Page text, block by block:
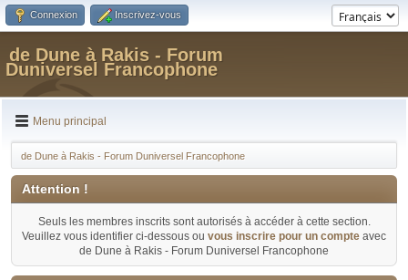
Connexion Inscrivez-vous
de Dune à Rakis - Forum
Duniversel Francophone
Menu principal
de Dune à Rakis - Forum Duniversel Francophone
Attention !
Seuls les membres inscrits sont autorisés à accéder à cette section.
Veuillez vous identifier ci-dessous ou vous inscrire pour un compte avec
de Dune à Rakis - Forum Duniversel Francophone